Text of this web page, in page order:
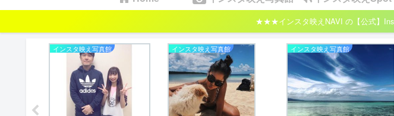
★★★インスタ映えNAVI の【公式】
インスタ映え写真館 インスタ映え写真館 インスタ映え写真館